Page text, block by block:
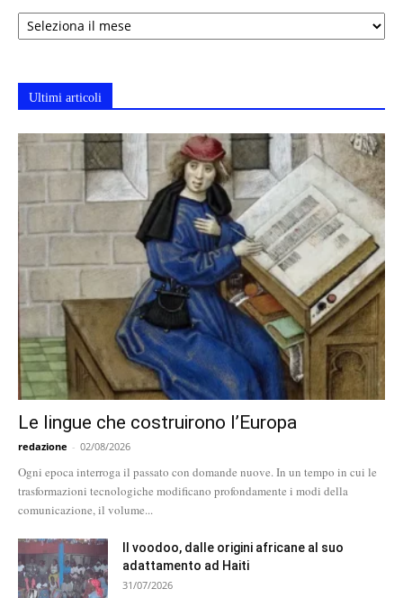
Archivi
Ultimi articoli
Le lingue che costruirono l’Europa
redazione - 02/08/2026
Ogni epoca interroga il passato con domande nuove. In un tempo in cui le
trasformazioni tecnologiche modificano profondamente i modi della
comunicazione, il volume...
Il voodoo, dalle origini africane al suo
adattamento ad Haiti
31/07/2026